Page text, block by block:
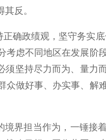
反。
确政绩观，坚守务实底
考虑不同地区在发展阶
坚持尽力而为、量力
众做好事、办实事、解
界担当作为，一锤接